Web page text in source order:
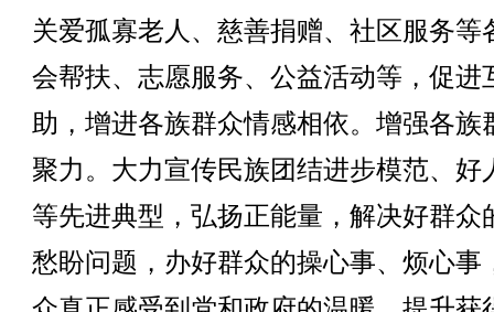
关爱孤寡老人、慈善捐赠、社区服务等
会帮扶、志愿服务、公益活动等，促进
助，增进各族群众情感相依。增强各族
聚力。大力宣传民族团结进步模范、好
等先进典型，弘扬正能量，解决好群众
愁盼问题，办好群众的操心事、烦心事